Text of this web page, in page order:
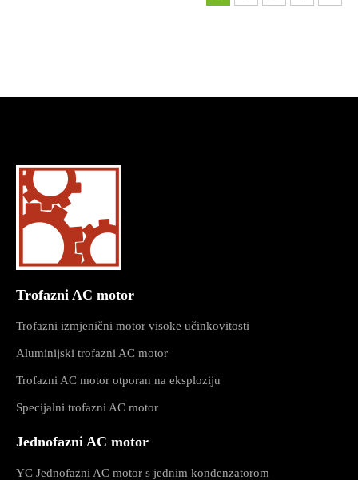
Trofazni AC motor
Trofazni izmjenični motor visoke učinkovitosti
Aluminijski trofazni AC motor
Trofazni AC motor otporan na eksploziju
Specijalni trofazni AC motor
Jednofazni AC motor
YC Jednofazni AC motor s jednim kondenzatorom